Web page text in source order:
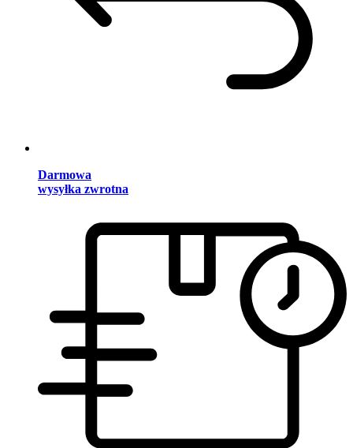
Darmowa
wysyłka zwrotna